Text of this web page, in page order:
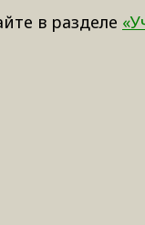
в разделе